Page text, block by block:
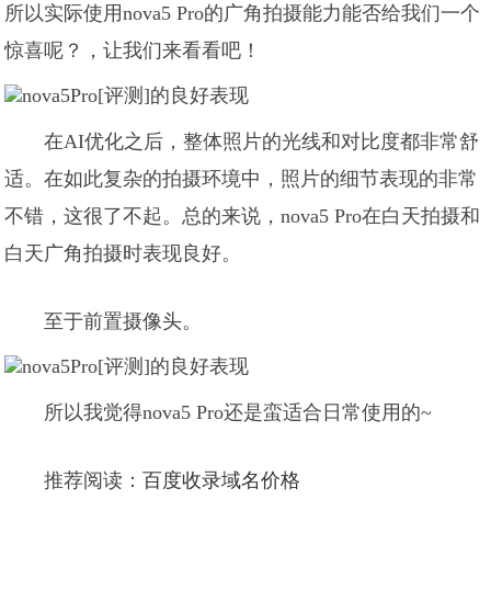
所以实际使用nova5 Pro的广角拍摄能力能否给我们一个
惊喜呢？，让我们来看看吧！
在AI优化之后，整体照片的光线和对比度都非常舒
适。在如此复杂的拍摄环境中，照片的细节表现的非常
不错，这很了不起。总的来说，nova5 Pro在白天拍摄和
白天广角拍摄时表现良好。
至于前置摄像头。
所以我觉得nova5 Pro还是蛮适合日常使用的~
推荐阅读：百度收录域名价格